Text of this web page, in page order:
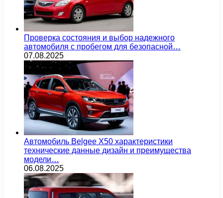
Проверка состояния и выбор надежного
автомобиля с пробегом для безопасной…
07.08.2025
Автомобиль Belgee X50 характеристики
технические данные дизайн и преимущества
модели…
06.08.2025